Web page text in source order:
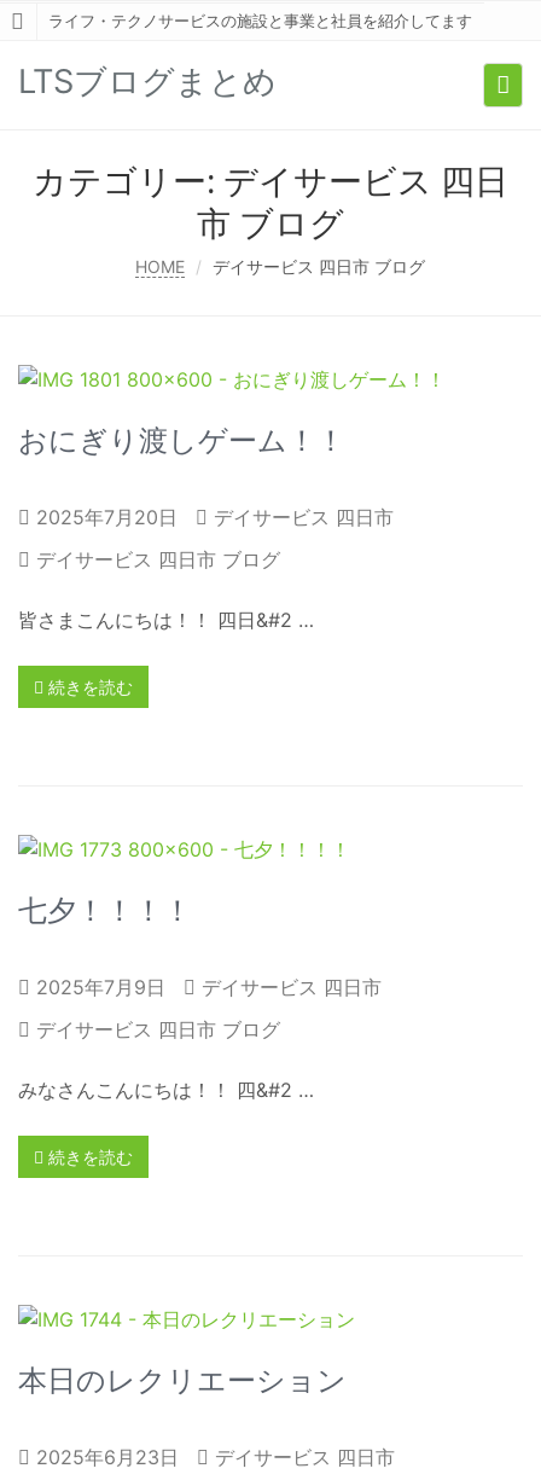
ライフ・テクノサービスの施設と事業と社員を紹介してます
LTSブログまとめ
カテゴリー: デイサービス 四日
市 ブログ
HOME デイサービス 四日市 ブログ
おにぎり渡しゲーム！！
2025年7月20日
デイサービス 四日市
デイサービス 四日市 ブログ
皆さまこんにちは！！ 四日&#2 …
続きを読む
七夕！！！！
2025年7月9日
デイサービス 四日市
デイサービス 四日市 ブログ
みなさんこんにちは！！ 四&#2 …
続きを読む
本日のレクリエーション
2025年6月23日
デイサービス 四日市